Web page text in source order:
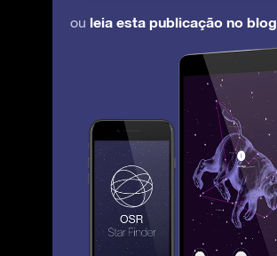
ou leia esta publicação no blog